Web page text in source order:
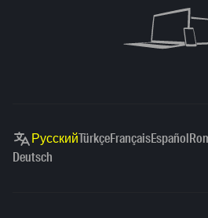
РусскийTürkçeFrançaisEspañol
Deutsch